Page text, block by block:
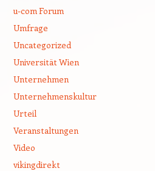
u-com Forum
Umfrage
Uncategorized
Universität Wien
Unternehmen
Unternehmenskultur
Urteil
Veranstaltungen
Video
vikingdirekt